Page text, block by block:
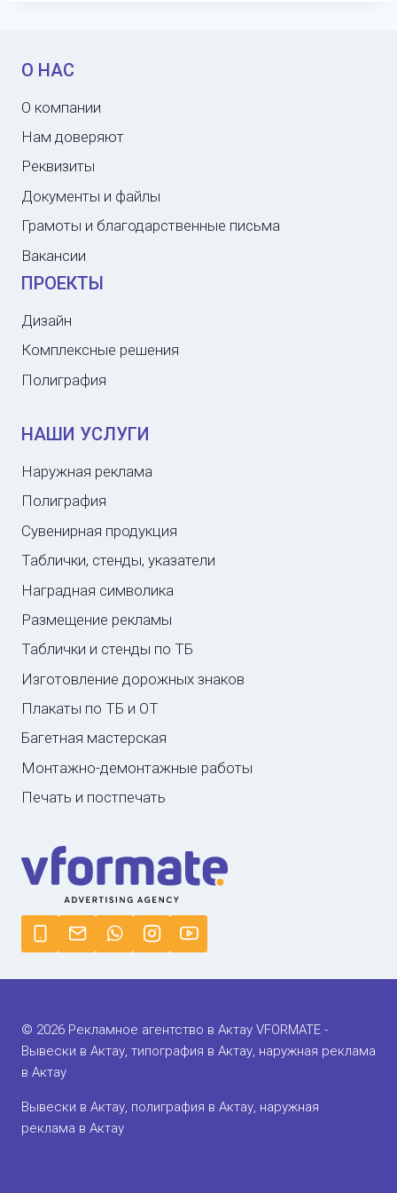
О НАС
О компании
Нам доверяют
Реквизиты
Документы и файлы
Грамоты и благодарственные письма
Вакансии
ПРОЕКТЫ
Дизайн
Комплексные решения
Полиграфия
НАШИ УСЛУГИ
Наружная реклама
Полиграфия
Сувенирная продукция
Таблички, стенды, указатели
Наградная символика
Размещение рекламы
Таблички и стенды по ТБ
Изготовление дорожных знаков
Плакаты по ТБ и ОТ
Багетная мастерская
Монтажно-демонтажные работы
Печать и постпечать
© 2026 Рекламное агентство в Актау VFORMATE -
Вывески в Актау, типография в Актау, наружная реклама
в Актау
Вывески в Актау, полиграфия в Актау, наружная
реклама в Актау